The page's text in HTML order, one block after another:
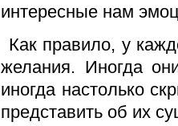
интересные нам
Как правило, у
желания. Иногда
иногда настолько
представить об их